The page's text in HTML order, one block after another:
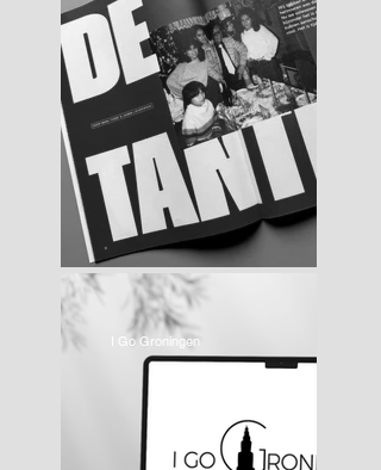
I Go Groningen